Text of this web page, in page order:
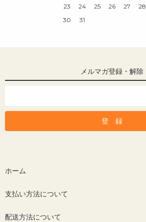
23
24 25 26 27 28
30
31
メルマガ登録・解除
ホーム
支払い方法について
配送方法について